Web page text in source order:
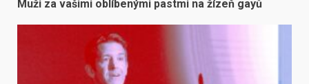
Muži za vašimi oblíbenými pastmi na žízeň gayů